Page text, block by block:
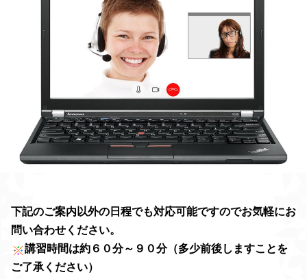
下記のご案内以外の日程でも対応可能ですのでお気軽にお
問い合わせください。
講習時間は約６０分～９０分（多少前後しますことを
ご了承ください）